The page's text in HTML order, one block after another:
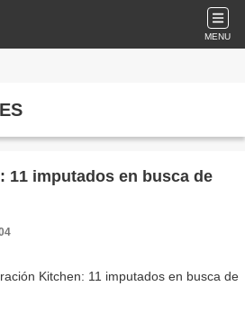
MENU
11 imputados en busca de